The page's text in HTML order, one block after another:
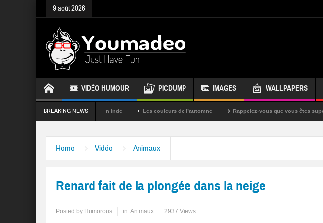
9 août 2026
VIDÉO HUMOUR PICDUMP IMAGES WALLPAPERS
BREAKING NEWS
La fête des couleurs en Inde Les couleurs de l’automne Rappelez-vous que vous êtes super !
Home Vidéo Animaux
Renard fait de la plongée dans la neige
Posted by Humorous in:Animaux 2937 Views